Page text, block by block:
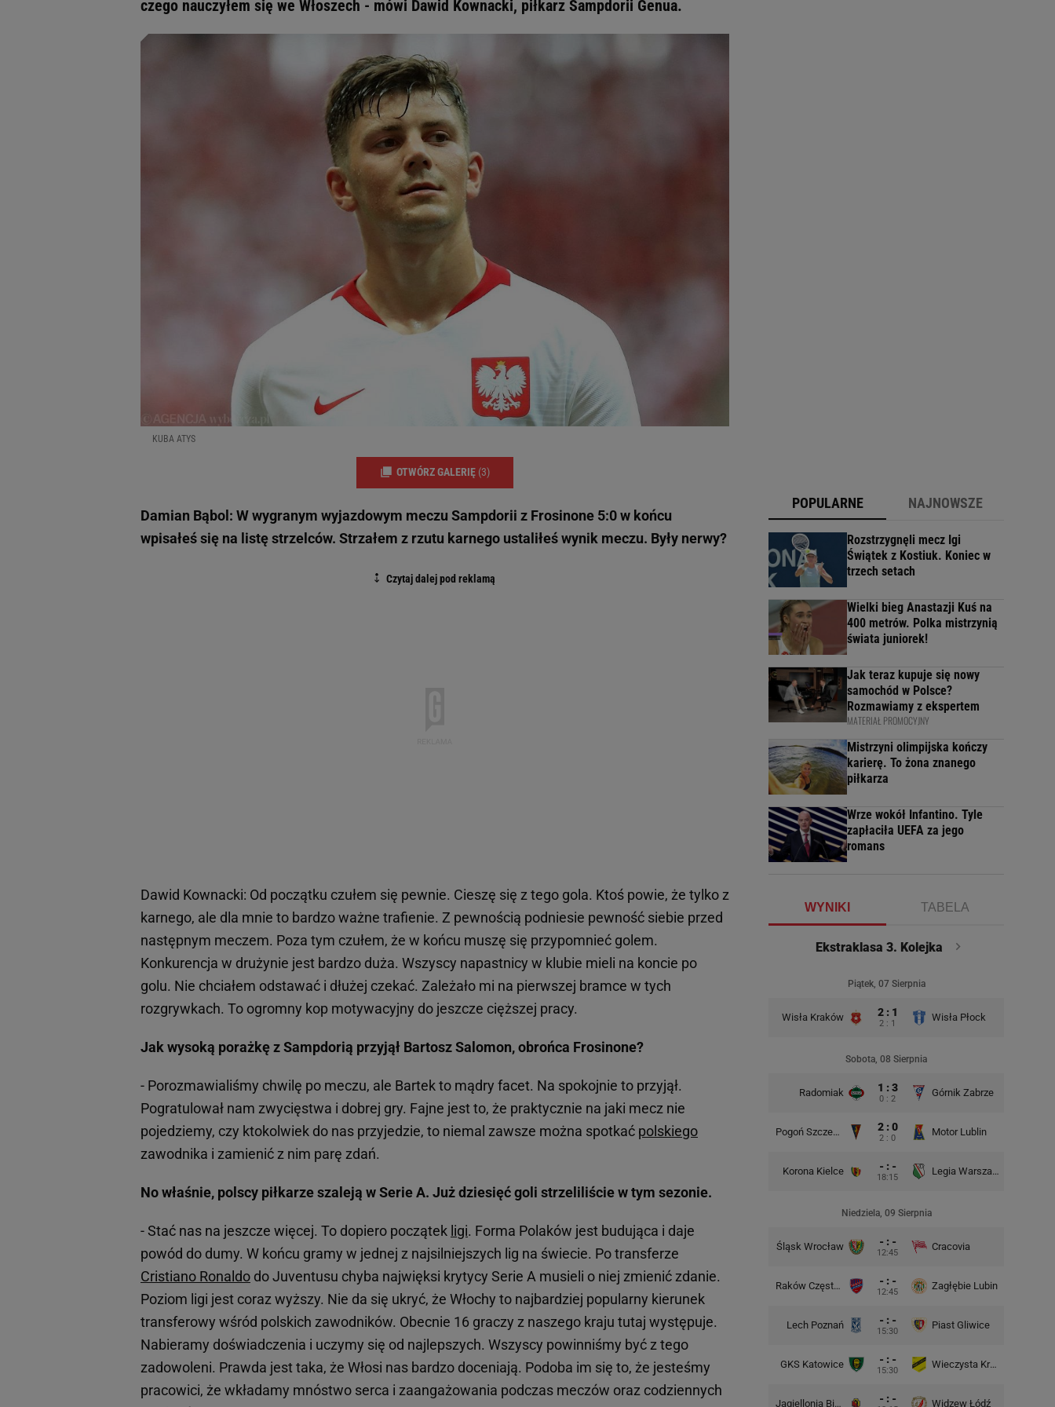
czego nauczyłem się we Włoszech - mówi Dawid Kownacki, piłkarz Sampdorii Genua.
KUBA ATYS
OTWÓRZ GALERIĘ (3)
Damian Bąbol: W wygranym wyjazdowym meczu Sampdorii z Frosinone 5:0 w końcu
wpisałeś się na listę strzelców. Strzałem z rzutu karnego ustaliłeś wynik meczu. Były nerwy?
Dawid Kownacki: Od początku czułem się pewnie. Cieszę się z tego gola. Ktoś powie, że tylko z
karnego, ale dla mnie to bardzo ważne trafienie. Z pewnością podniesie pewność siebie przed
następnym meczem. Poza tym czułem, że w końcu muszę się przypomnieć golem.
Konkurencja w drużynie jest bardzo duża. Wszyscy napastnicy w klubie mieli na koncie po
golu. Nie chciałem odstawać i dłużej czekać. Zależało mi na pierwszej bramce w tych
rozgrywkach. To ogromny kop motywacyjny do jeszcze cięższej pracy.
Jak wysoką porażkę z Sampdorią przyjął Bartosz Salomon, obrońca Frosinone?
- Porozmawialiśmy chwilę po meczu, ale Bartek to mądry facet. Na spokojnie to przyjął.
Pogratulował nam zwycięstwa i dobrej gry. Fajne jest to, że praktycznie na jaki mecz nie
pojedziemy, czy ktokolwiek do nas przyjedzie, to niemal zawsze można spotkać polskiego
zawodnika i zamienić z nim parę zdań.
No właśnie, polscy piłkarze szaleją w Serie A. Już dziesięć goli strzeliliście w tym sezonie.
- Stać nas na jeszcze więcej. To dopiero początek ligi. Forma Polaków jest budująca i daje
powód do dumy. W końcu gramy w jednej z najsilniejszych lig na świecie. Po transferze
Cristiano Ronaldo do Juventusu chyba najwięksi krytycy Serie A musieli o niej zmienić zdanie.
Poziom ligi jest coraz wyższy. Nie da się ukryć, że Włochy to najbardziej popularny kierunek
transferowy wśród polskich zawodników. Obecnie 16 graczy z naszego kraju tutaj występuje.
Nabieramy doświadczenia i uczymy się od najlepszych. Wszyscy powinniśmy być z tego
zadowoleni. Prawda jest taka, że Włosi nas bardzo doceniają. Podoba im się to, że jesteśmy
pracowici, że wkładamy mnóstwo serca i zaangażowania podczas meczów oraz codziennych
POPULARNE NAJNOWSZE
Rozstrzygnęli mecz Igi
Świątek z Kostiuk. Koniec w
trzech setach
Wielki bieg Anastazji Kuś na
400 metrów. Polka mistrzynią
świata juniorek!
Jak teraz kupuje się nowy
samochód w Polsce?
Rozmawiamy z ekspertem
MATERIAŁ PROMOCYJNY
Mistrzyni olimpijska kończy
karierę. To żona znanego
piłkarza
Wrze wokół Infantino. Tyle
zapłaciła UEFA za jego
romans
WYNIKI TABELA
Ekstraklasa 3. Kolejka
Piątek, 07 Sierpnia
Wisła Kraków 2 : 1
2 : 1
Wisła Płock
Sobota, 08 Sierpnia
Radomiak 1 : 3
0 : 2
Górnik Zabrze
Pogoń Szczecin 2 : 0
2 : 0
Motor Lublin
Korona Kielce - : -
18:15
Legia Warszawa
Niedziela, 09 Sierpnia
Śląsk Wrocław - : -
12:45
Cracovia
Raków Częstochowa - : -
12:45
Zagłębie Lubin
Lech Poznań - : -
15:30
Piast Gliwice
GKS Katowice - : -
15:30
Wieczysta Kraków
Jagiellonia Białystok - : - Widzew Łódź